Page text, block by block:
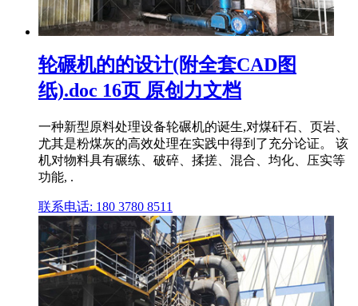
轮碾机的的设计(附全套CAD图
纸).doc 16页 原创力文档
一种新型原料处理设备轮碾机的诞生,对煤矸石、页岩、
尤其是粉煤灰的高效处理在实践中得到了充分论证。 该
机对物料具有碾练、破碎、揉搓、混合、均化、压实等
功能, .
联系电话: 180 3780 8511